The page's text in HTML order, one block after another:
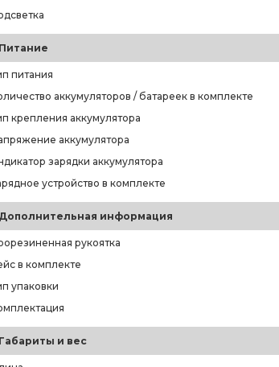
Питание
питания
аккумуляторов / батареек в комплекте
крепления аккумулятора
аккумулятора
зарядки аккумулятора
устройство в комплекте
Дополнительная информация
рукоятка
в комплекте
упаковки
Габариты и вес